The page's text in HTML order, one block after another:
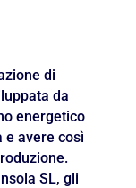
di
da
energetico
e avere così
SL, gli